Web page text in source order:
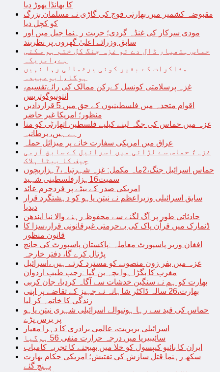
کا بھانڈا پھوڑ دیا
مقبوضہ کشمیر میں بھارتی فوج کی گاڑی نے مسلمان بزرگ
کو کچل دیا
مودی سرکار کی غنڈہ گردی؛ حریت رہنما جیل میں اور
سابق وزرائے اعلیٰ گھروں پر نظربند
حماس ہتھیار ڈال دے تو غزہ جنگ کل ختم ہو سکتی
ہے،امریکہ
مذاکرات کے بغیر کوئی یرغمالی رہا نہیں
ہوگا،ابوعبیدہ
غزہ پرسلامتی کونسل کےرکن ممالک کی رائےتقسیم،
انتونیوگوتریس
اقوام متحدہ میں فلسطینیوں کے حق میں 5 قراردادیں
منظور؛ امریکا غیر حاضر
غزہ میں حماس کی جگہ لینے کیلیے فلسطین اتھارٹی کو منا
رہے ہیں، برطانیہ
عراق میں امریکی سفارت خانے پر میزائل حملہ
غزہ؛ حماس سے لڑائی میں اسرائیل کے سابق آرمی
چیف کا بیٹا ہلاک
حماس اسرائیل جنگ،2ماہ مکمل: غزہ شہرتباہ،7ہزاربچوں
سمیت16ہزارفلسطینی شہید
امریکی صدر کے بیٹے پر فردجرم عائد
سابق اسرائیلی وزیراعظم نے نیتن یاہو کو دہشتگرد قرار
دیدیا
حادثاتی طور پر آگ لگنے سے محفوظ رہنے والا نیا ایندھن
ڈنمارک میں قرآن پاک کی بےحرمتی غیرقانونی قرار،سزا کا
قانون منظور
افغان وزیر پاسپورٹ معاملہ :پاکستان پاسپورٹ کی جانچ
پڑتال کرے گا، دفتر خارجہ
غزہ میں بفر زون منصوبے کو مسترد کرتے ہیں ،اسرائیل
مغرب کا بگڑا ہوا بچہ بن گیا :رجب طیب اردوان
بھارت کو ہم نے سنگین خدشات سے آگاہ کردیا، جان کربی
بھارت،26 سالہ ڈاکٹر شاہانہ نے جہیز کے تقاضے پر اپنی
زندگی کا خاتمہ کر لیا
حماس کی قید سے رہا ہونیوالے اسرائیلی شہری نیتن یاہو
پر برس پڑے
اسرائیلی بربریت، عالمی برادری کا دہرا معیار
سائیبیریا میں درجہ حرارت منفی 56 ہوگیا
ایران کا بائیو کیپسول کو خلا میں بھیجنے کا تجربہ کامیاب
سکھ رہنما قتل سازش کی تفتیش؛ امریکی حکام بھارت
پہنچ گئے